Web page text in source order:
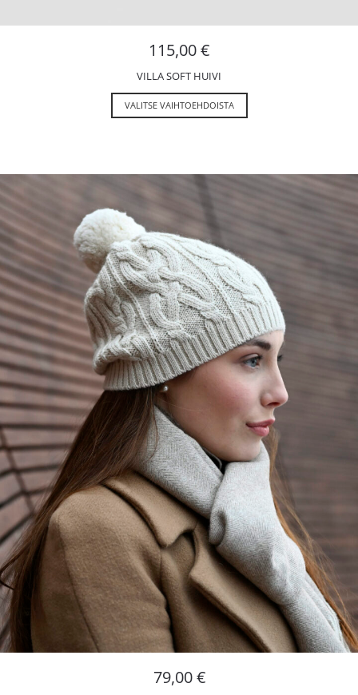
115,00€
VILLA SOFT HUIVI
VALITSE VAIHTOEHDOISTA
79,00€